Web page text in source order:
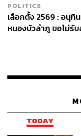
POLITICS
เลือกตั้ง 2569 : อนุทิ
หนองบัวลำภู ขอไม่รั
TODAY